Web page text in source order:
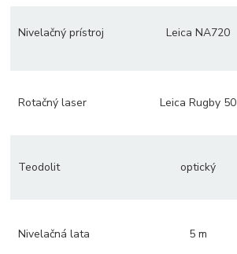
Nivelačný prístroj Leica NA720
Rotačný laser Leica Rugby 50
Teodolit optický
Nivelačná lata 5 m